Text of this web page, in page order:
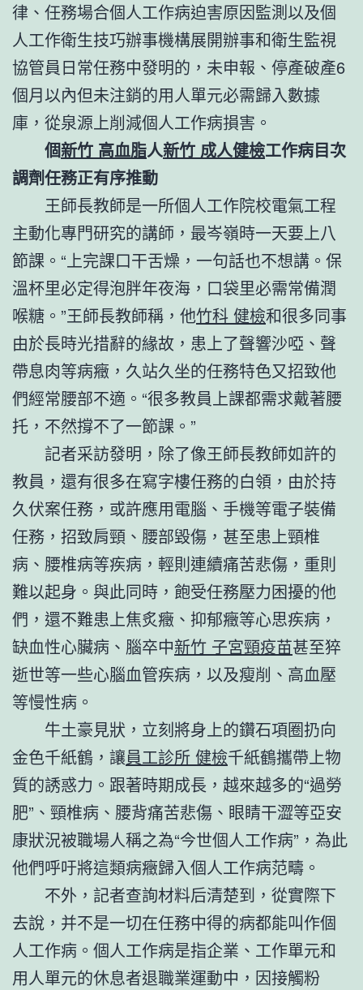
律、任務場合個人工作病迫害原因監測以及個
人工作衛生技巧辦事機構展開辦事和衛生監視
協管員日常任務中發明的，未申報、停產破產6
個月以內但未注銷的用人單元必需歸入數據
庫，從泉源上削減個人工作病損害。
個新竹 高血脂人新竹 成人健檢工作病目次
調劑任務正有序推動
王師長教師是一所個人工作院校電氣工程
主動化專門研究的講師，最岑嶺時一天要上八
節課。“上完課口干舌燥，一句話也不想講。保
溫杯里必定得泡胖年夜海，口袋里必需常備潤
喉糖。”王師長教師稱，他竹科 健檢和很多同事
由於長時光措辭的緣故，患上了聲響沙啞、聲
帶息肉等病癥，久站久坐的任務特色又招致他
們經常腰部不適。“很多教員上課都需求戴著腰
托，不然撐不了一節課。”
記者采訪發明，除了像王師長教師如許的
教員，還有很多在寫字樓任務的白領，由於持
久伏案任務，或許應用電腦、手機等電子裝備
任務，招致肩頸、腰部毀傷，甚至患上頸椎
病、腰椎病等疾病，輕則連續痛苦悲傷，重則
難以起身。與此同時，飽受任務壓力困擾的他
們，還不難患上焦炙癥、抑郁癥等心思疾病，
缺血性心臟病、腦卒中新竹 子宮頸疫苗甚至猝
逝世等一些心腦血管疾病，以及瘦削、高血壓
等慢性病。
牛土豪見狀，立刻將身上的鑽石項圈扔向
金色千紙鶴，讓員工診所 健檢千紙鶴攜帶上物
質的誘惑力。跟著時期成長，越來越多的“過勞
肥”、頸椎病、腰背痛苦悲傷、眼睛干澀等亞安
康狀況被職場人稱之為“今世個人工作病”，為此
他們呼吁將這類病癥歸入個人工作病范疇。
不外，記者查詢材料后清楚到，從實際下
去說，并不是一切在任務中得的病都能叫作個
人工作病。個人工作病是指企業、工作單元和
用人單元的休息者退職業運動中，因接觸粉